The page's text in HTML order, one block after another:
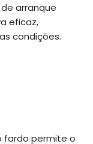
arranque
eficaz,
condições.
fardo permite o